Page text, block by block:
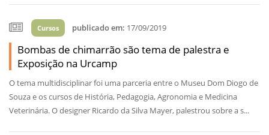
Cursos publicado em: 17/09/2019
Bombas de chimarrão são tema de palestra e
Exposição na Urcamp
O tema multidisciplinar foi uma parceria entre o Museu Dom Diogo de
Souza e os cursos de História, Pedagogia, Agronomia e Medicina
Veterinária. O designer Ricardo da Silva Mayer, palestrou sobre a s...